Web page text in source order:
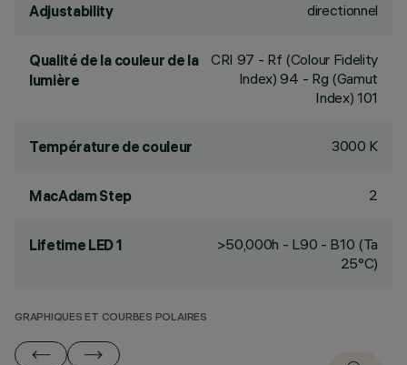
Adjustability directionnel
Qualité de la couleur de la
lumière
CRI 97 - Rf (Colour Fidelity
Index) 94 - Rg (Gamut
Index) 101
Température de couleur 3000 K
MacAdam Step 2
Lifetime LED 1
>50,000h - L90 - B10 (Ta
25°C)
GRAPHIQUES ET COURBES POLAIRES